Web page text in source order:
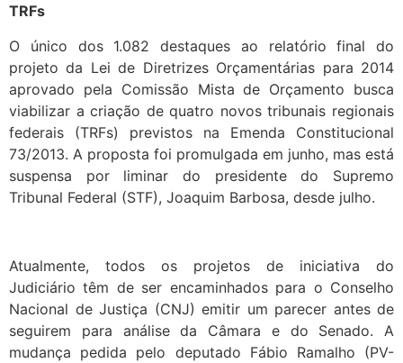
TRFs
O único dos 1.082 destaques ao relatório final do
projeto da Lei de Diretrizes Orçamentárias para 2014
aprovado pela Comissão Mista de Orçamento busca
viabilizar a criação de quatro novos tribunais regionais
federais (TRFs) previstos na Emenda Constitucional
73/2013. A proposta foi promulgada em junho, mas está
suspensa por liminar do presidente do Supremo
Tribunal Federal (STF), Joaquim Barbosa, desde julho.
Atualmente, todos os projetos de iniciativa do
Judiciário têm de ser encaminhados para o Conselho
Nacional de Justiça (CNJ) emitir um parecer antes de
seguirem para análise da Câmara e do Senado. A
mudança pedida pelo deputado Fábio Ramalho (PV-